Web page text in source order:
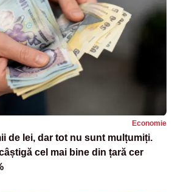
Economie
de lei, dar tot nu sunt mulțumiți.
cel mai bine din țară cer